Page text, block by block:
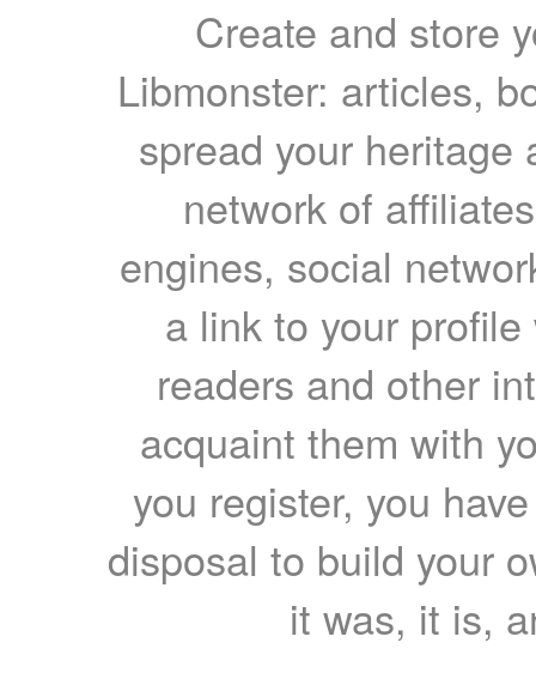
Create and store
Libmonster: articles,
spread your heritage
network of
engines, social
a link to your
readers and other
acquaint them with
you register, you
disposal to build your
it was, it is,